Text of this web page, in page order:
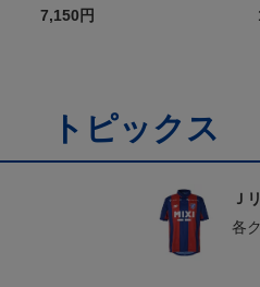
7,150円
トピックス
Ｊ
各